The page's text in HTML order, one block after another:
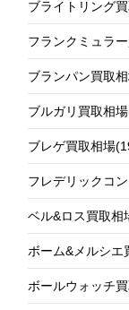
ブライトリング
フランクミュラ
ブランパン買取
ブルガリ買取相場
ブレゲ買取相場
フレデリックコ
ベル&ロス買取相
ボーム&メルシエ
ボールウォッチ